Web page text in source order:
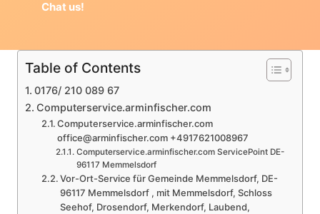
Chat us!
Table of Contents
0176/ 210 089 67
Computerservice.arminfischer.com
Computerservice.arminfischer.com
office@arminfischer.com +4917621008967
Computerservice.arminfischer.com ServicePoint DE-
96117 Memmelsdorf
Vor-Ort-Service für Gemeinde Memmelsdorf, DE-
96117 Memmelsdorf , mit Memmelsdorf, Schloss
Seehof, Drosendorf, Merkendorf, Laubend,